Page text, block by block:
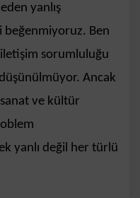
yanlış
beğenmiyoruz. Ben
sorumluluğu
Ancak
ve kültür
yanlı değil her türlü